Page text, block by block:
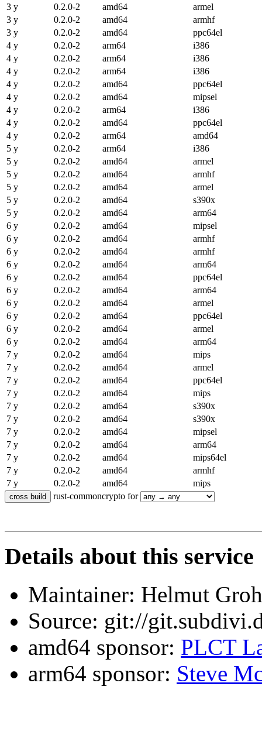
3 y
0.2.0-2 amd64
armel
3 y
0.2.0-2 amd64
armhf
3 y
0.2.0-2 amd64
ppc64el
4 y
0.2.0-2 arm64
i386
4 y
0.2.0-2 arm64
i386
4 y
0.2.0-2 arm64
i386
4 y
0.2.0-2 amd64
ppc64el
4 y
0.2.0-2 amd64
mipsel
4 y
0.2.0-2 arm64
i386
4 y
0.2.0-2 amd64
ppc64el
4 y
0.2.0-2 arm64
amd64
5 y
0.2.0-2 arm64
i386
5 y
0.2.0-2 amd64
armel
5 y
0.2.0-2 amd64
armhf
5 y
0.2.0-2 amd64
armel
5 y
0.2.0-2 amd64
s390x
5 y
0.2.0-2 amd64
arm64
6 y
0.2.0-2 amd64
mipsel
6 y
0.2.0-2 amd64
armhf
6 y
0.2.0-2 amd64
armhf
6 y
0.2.0-2 amd64
arm64
6 y
0.2.0-2 amd64
ppc64el
6 y
0.2.0-2 amd64
arm64
6 y
0.2.0-2 amd64
armel
6 y
0.2.0-2 amd64
ppc64el
6 y
0.2.0-2 amd64
armel
6 y
0.2.0-2 amd64
arm64
7 y
0.2.0-2 amd64
mips
7 y
0.2.0-2 amd64
armel
7 y
0.2.0-2 amd64
ppc64el
7 y
0.2.0-2 amd64
mips
7 y
0.2.0-2 amd64
s390x
7 y
0.2.0-2 amd64
s390x
7 y
0.2.0-2 amd64
mipsel
7 y
0.2.0-2 amd64
arm64
7 y
0.2.0-2 amd64
mips64el
7 y
0.2.0-2 amd64
armhf
7 y
0.2.0-2 amd64
mips
rust-commoncrypto for
Details about this service
Maintainer: Helmut
Source: git://
amd64 sponsor: PLCT
arm64 sponsor: Steve